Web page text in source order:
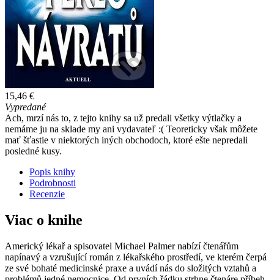
15,46 €
Vypredané
Ach, mrzí nás to, z tejto knihy sa už predali všetky výtlačky a
nemáme ju na sklade my ani vydavateľ :( Teoreticky však môžete
mať šťastie v niektorých iných obchodoch, ktoré ešte nepredali
posledné kusy.
Popis knihy
Podrobnosti
Recenzie
Viac o knihe
Americký lékař a spisovatel Michael Palmer nabízí čtenářům
napínavý a vzrušující román z lékařského prostředí, ve kterém čerpá
ze své bohaté medicinské praxe a uvádí nás do složitých vztahů a